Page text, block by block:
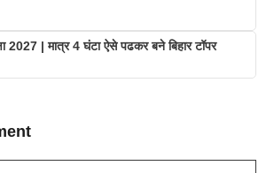
2027 | मात्र 4 घंटा ऐसे पढकर बने बिहार टॉपर